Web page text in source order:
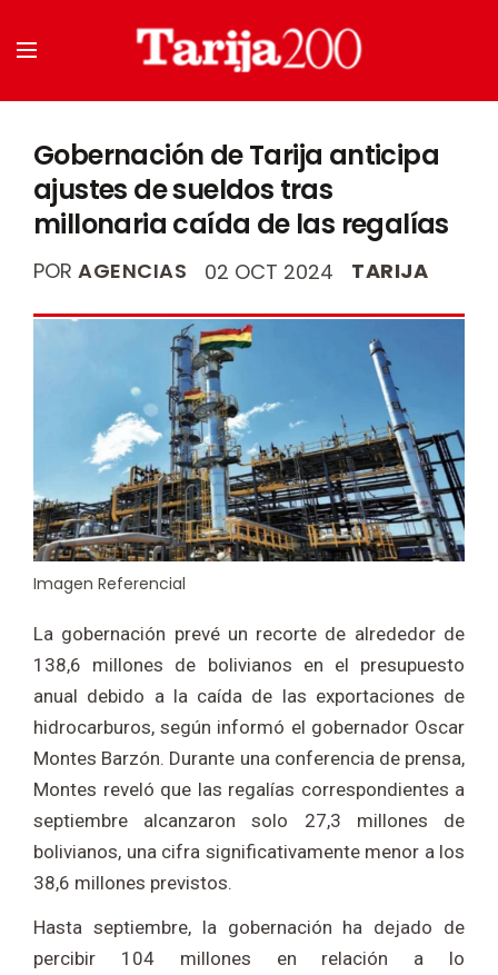
Gobernación de Tarija anticipa
ajustes de sueldos tras
millonaria caída de las regalías
POR AGENCIAS 02 OCT 2024 TARIJA
Imagen Referencial
La gobernación prevé un recorte de alrededor de
138,6 millones de bolivianos en el presupuesto
anual debido a la caída de las exportaciones de
hidrocarburos, según informó el gobernador Oscar
Montes Barzón. Durante una conferencia de prensa,
Montes reveló que las regalías correspondientes a
septiembre alcanzaron solo 27,3 millones de
bolivianos, una cifra significativamente menor a los
38,6 millones previstos.
Hasta septiembre, la gobernación ha dejado de
percibir 104 millones en relación a lo